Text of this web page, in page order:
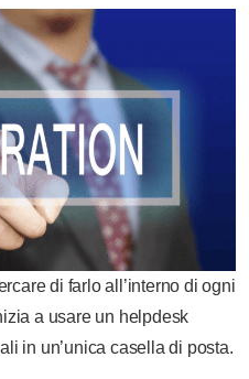
di farlo all’interno di ogni
a usare un helpdesk
in un’unica casella di posta.